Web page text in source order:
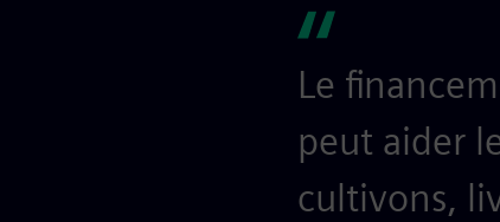
Le
peut aider
cultivons,